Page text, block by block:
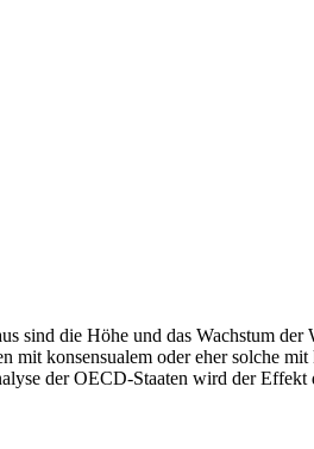
sind die Höhe und das Wachstum
konsensualem oder eher solche
der OECD-Staaten wird der